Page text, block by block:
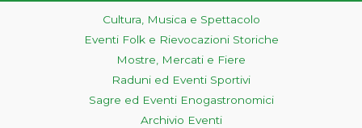
Cultura, Musica e Spettacolo
Eventi Folk e Rievocazioni Storiche
Mostre, Mercati e Fiere
Raduni ed Eventi Sportivi
Sagre ed Eventi Enogastronomici
Archivio Eventi